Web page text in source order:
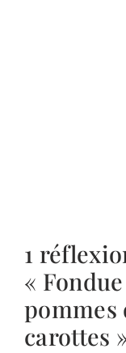
1
«
pommes
carottes